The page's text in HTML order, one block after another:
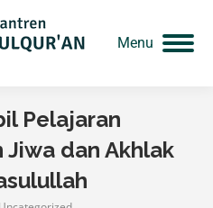
Menu
Pelajaran
Jiwa dan Akhlak